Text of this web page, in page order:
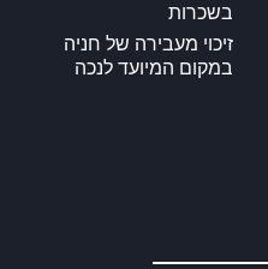
בשכרות
זיכוי מעבירה של חניה
במקום המיועד לנכה